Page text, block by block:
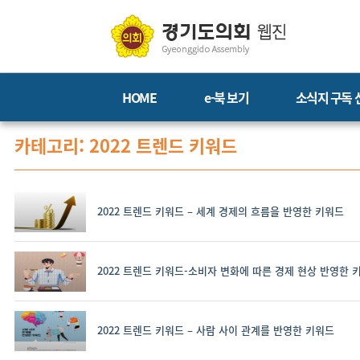
HOME e-북 보기 소식지 구독
카테고리: 2022 트렌드 키워드
2022 트렌드 키워드 – 세계 경제의 흐름을 반영한 키워드
2022 트렌드 키워드-소비자 변화에 따른 경제 현상 반영한
2022 트렌드 키워드 – 사람 사이 관계를 반영한 키워드